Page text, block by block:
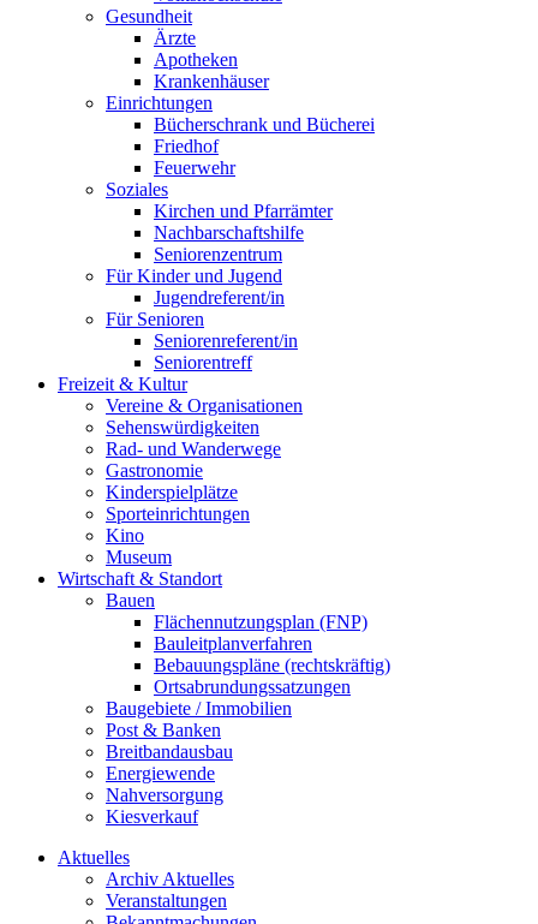
Gesundheit
Ärzte
Apotheken
Krankenhäuser
Einrichtungen
Bücherschrank und Bücherei
Friedhof
Feuerwehr
Soziales
Kirchen und Pfarrämter
Nachbarschaftshilfe
Seniorenzentrum
Für Kinder und Jugend
Jugendreferent/in
Für Senioren
Seniorenreferent/in
Seniorentreff
Freizeit & Kultur
Vereine & Organisationen
Sehenswürdigkeiten
Rad- und Wanderwege
Gastronomie
Kinderspielplätze
Sporteinrichtungen
Kino
Museum
Wirtschaft & Standort
Bauen
Flächennutzungsplan (FNP)
Bauleitplanverfahren
Bebauungspläne (rechtskräftig)
Ortsabrundungssatzungen
Baugebiete / Immobilien
Post & Banken
Breitbandausbau
Energiewende
Nahversorgung
Kiesverkauf
Aktuelles
Archiv Aktuelles
Veranstaltungen